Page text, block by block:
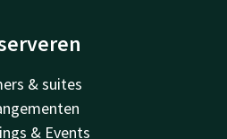
& suites
& Events